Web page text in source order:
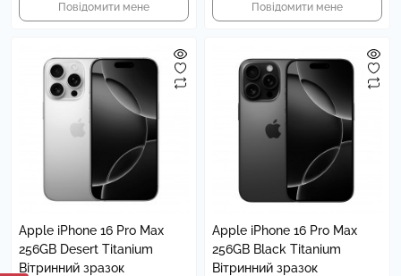
Повідомити мене Повідомити мене
Apple iPhone 16 Pro Max
256GB Desert Titanium
Вітринний зразок
Apple iPhone 16 Pro Max
256GB Black Titanium
Вітринний зразок